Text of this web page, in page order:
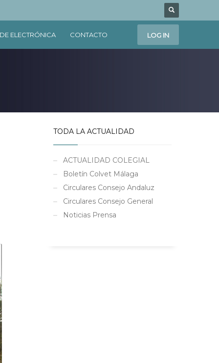
ELECTRÓNICA CONTACTO LOG IN
TODA LA ACTUALIDAD
ACTUALIDAD COLEGIAL
Boletín Colvet Málaga
Circulares Consejo Andaluz
Circulares Consejo General
Noticias Prensa